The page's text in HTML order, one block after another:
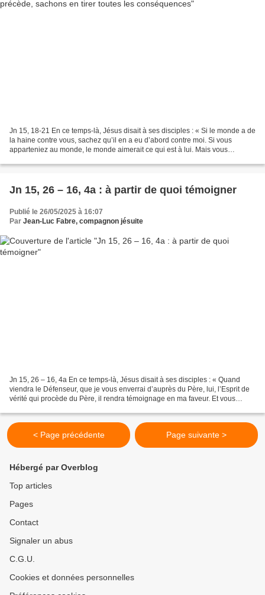
Jn 15, 18-21 En ce temps-là, Jésus disait à ses disciples : « Si le monde a de
la haine contre vous, sachez qu’il en a eu d’abord contre moi. Si vous
apparteniez au monde, le monde aimerait ce qui est à lui. Mais vous
Jn 15, 26 – 16, 4a : à partir de quoi témoigner
Publié le 26/05/2025 à 16:07
Par Jean-Luc Fabre, compagnon jésuite
Jn 15, 26 – 16, 4a En ce temps-là, Jésus disait à ses disciples : « Quand
viendra le Défenseur, que je vous enverrai d’auprès du Père, lui, l’Esprit de
vérité qui procède du Père, il rendra témoignage en ma faveur. Et vous
< Page précédente Page suivante >
Hébergé par Overblog
Top articles
Pages
Contact
Signaler un abus
C.G.U.
Cookies et données personnelles